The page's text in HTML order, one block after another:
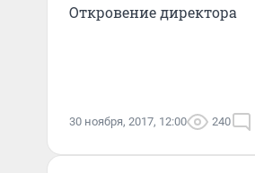
Откровение директора
30 ноября, 2017, 12:00 240